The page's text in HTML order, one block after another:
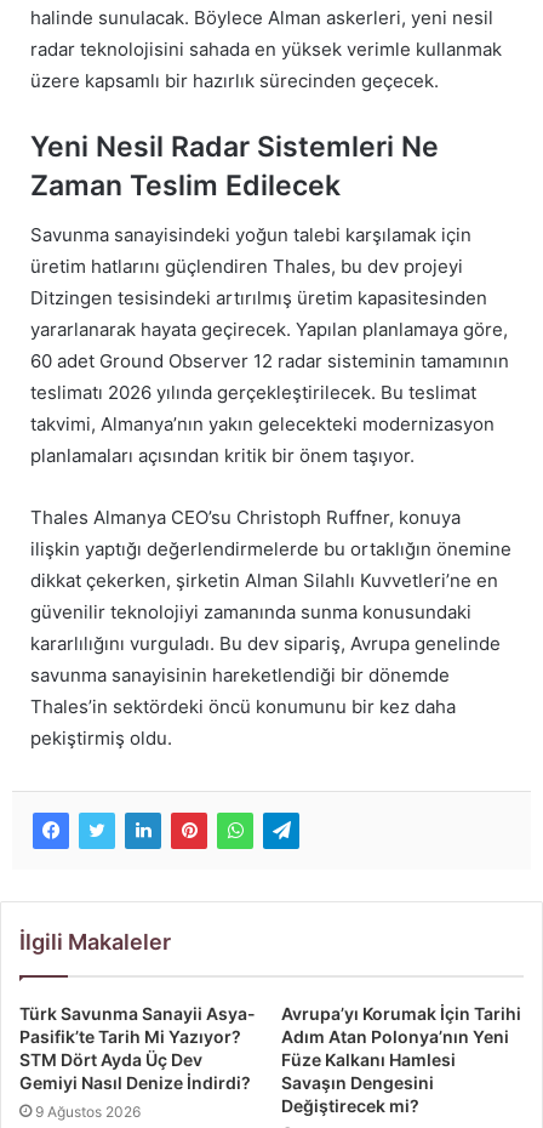
halinde sunulacak. Böylece Alman askerleri, yeni nesil
radar teknolojisini sahada en yüksek verimle kullanmak
üzere kapsamlı bir hazırlık sürecinden geçecek.
Yeni Nesil Radar Sistemleri Ne
Zaman Teslim Edilecek
Savunma sanayisindeki yoğun talebi karşılamak için
üretim hatlarını güçlendiren Thales, bu dev projeyi
Ditzingen tesisindeki artırılmış üretim kapasitesinden
yararlanarak hayata geçirecek. Yapılan planlamaya göre,
60 adet Ground Observer 12 radar sisteminin tamamının
teslimatı 2026 yılında gerçekleştirilecek. Bu teslimat
takvimi, Almanya’nın yakın gelecekteki modernizasyon
planlamaları açısından kritik bir önem taşıyor.
Thales Almanya CEO’su Christoph Ruffner, konuya
ilişkin yaptığı değerlendirmelerde bu ortaklığın önemine
dikkat çekerken, şirketin Alman Silahlı Kuvvetleri’ne en
güvenilir teknolojiyi zamanında sunma konusundaki
kararlılığını vurguladı. Bu dev sipariş, Avrupa genelinde
savunma sanayisinin hareketlendiği bir dönemde
Thales’in sektördeki öncü konumunu bir kez daha
pekiştirmiş oldu.
İlgili Makaleler
Türk Savunma Sanayii Asya-
Pasifik’te Tarih Mi Yazıyor?
STM Dört Ayda Üç Dev
Gemiyi Nasıl Denize İndirdi?
9 Ağustos 2026
Avrupa’yı Korumak İçin Tarihi
Adım Atan Polonya’nın Yeni
Füze Kalkanı Hamlesi
Savaşın Dengesini
Değiştirecek mi?